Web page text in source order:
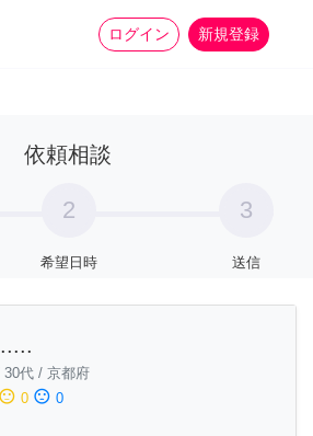
ログイン 新規登録
家事 more_horiz
依頼相談
2
希望日時
3
送信
30代 / 京都府
sentiment_neutral 0 sentiment_dissatisfied 0